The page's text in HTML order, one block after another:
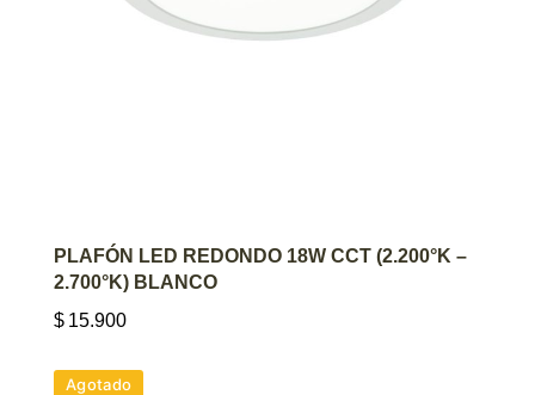
AGREGAR AL CARRITO
PLAFÓN LED REDONDO 18W CCT (2.200°K –
2.700°K) BLANCO
$ 15.900
Agotado